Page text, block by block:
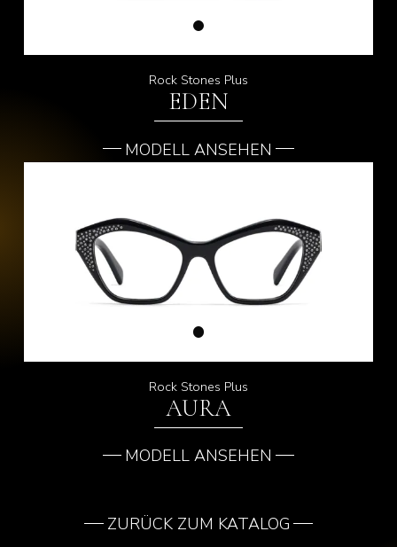
Rock Stones Plus
EDEN
MODELL ANSEHEN
Rock Stones Plus
AURA
MODELL ANSEHEN
ZURÜCK ZUM KATALOG